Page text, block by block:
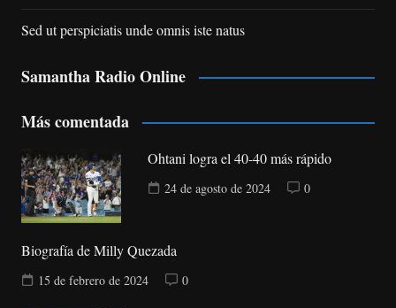
Sed ut perspiciatis unde omnis iste natus
Samantha Radio Online
Más comentada
Ohtani logra el 40-40 más rápido
24 de agosto de 2024 0
Biografía de Milly Quezada
15 de febrero de 2024 0